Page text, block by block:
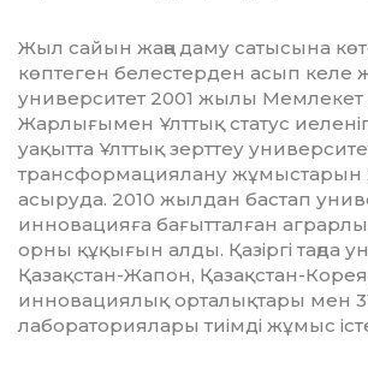
Жыл сайын жаңа даму сатысына
көптеген белестерден асып келе
университет 2001 жылы
Жарлығымен Ұлттық статус иеленіп,
уақытта Ұлттық зерттеу
трансформациялану жұмыстарын
асыруда. 2010 жылдан бастап
инновацияға ба­ғытталған
орны құ­қығын алды. Қазіргі таңда
Қазақстан-Жапон, Қазақстан-
инновациялық орталықтары мен
лабораториялары тиімді жұмыс